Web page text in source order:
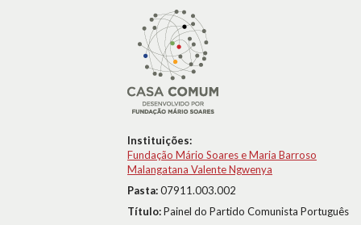
Instituições:
Fundação Mário Soares e Maria Barroso
Malangatana Valente Ngwenya
Pasta:07911.003.002
Título:Painel do Partido Comunista Português